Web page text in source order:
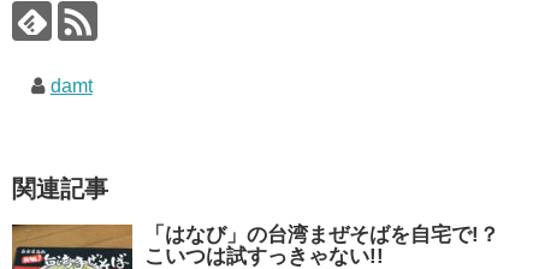
damt
関連記事
「はなび」の台湾まぜそばを自宅で!？
こいつは試すっきゃない!!